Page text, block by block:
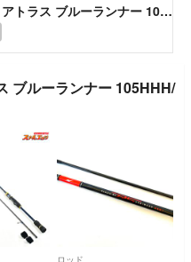
アピア グランデージ アトラス ブルーランナー 105HHH/PS z25-23
ブルーランナー 105HHH/